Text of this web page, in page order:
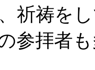
祈祷を
参拝者